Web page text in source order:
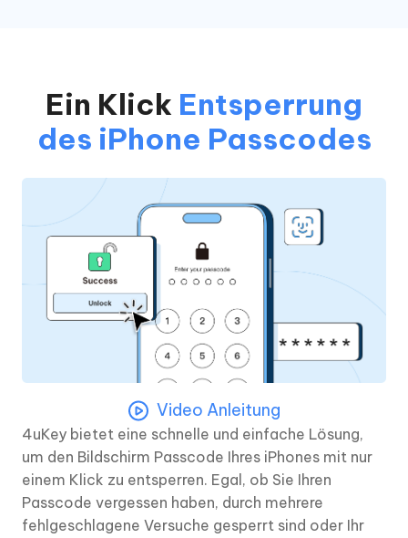
Ein Klick Entsperrung
des iPhone Passcodes
Video Anleitung
4uKey bietet eine schnelle und einfache Lösung,
um den Bildschirm Passcode Ihres iPhones mit nur
einem Klick zu entsperren. Egal, ob Sie Ihren
Passcode vergessen haben, durch mehrere
fehlgeschlagene Versuche gesperrt sind oder Ihr